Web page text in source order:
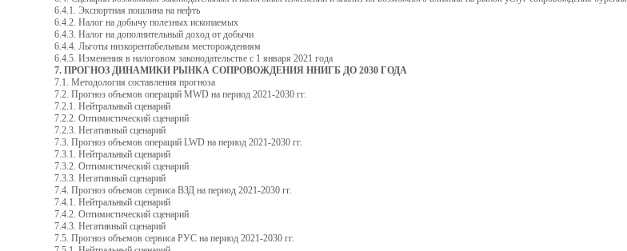
6.4.1. Экспортная пошлина на нефть
6.4.2. Налог на добычу полезных ископаемых
6.4.3. Налог на дополнительный доход от добычи
6.4.4. Льготы низкорентабельным месторождениям
6.4.5. Изменения в налоговом законодательстве с 1 января 2021 года
7. ПРОГНОЗ ДИНАМИКИ РЫНКА СОПРОВОЖДЕНИЯ ННИГБ ДО 2030 ГОДА
7.1. Методология составления прогноза
7.2. Прогноз объемов операций MWD на период 2021-2030 гг.
7.2.1. Нейтральный сценарий
7.2.2. Оптимистический сценарий
7.2.3. Негативный сценарий
7.3. Прогноз объемов операций LWD на период 2021-2030 гг.
7.3.1. Нейтральный сценарий
7.3.2. Оптимистический сценарий
7.3.3. Негативный сценарий
7.4. Прогноз объемов сервиса ВЗД на период 2021-2030 гг.
7.4.1. Нейтральный сценарий
7.4.2. Оптимистический сценарий
7.4.3. Негативный сценарий
7.5. Прогноз объемов сервиса РУС на период 2021-2030 гг.